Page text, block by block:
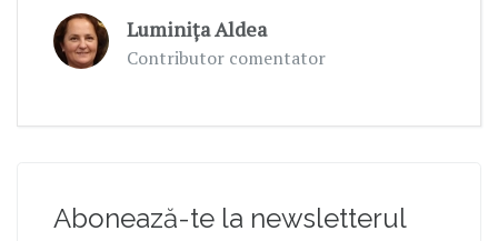
Luminița Aldea
Contributor comentator
Abonează-te la newsletterul